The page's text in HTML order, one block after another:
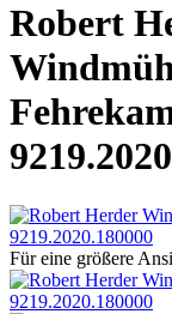
Robert
Für eine größere